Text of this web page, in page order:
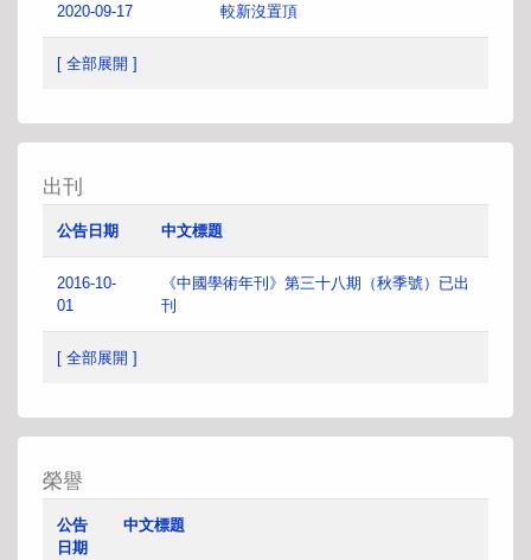
2020-09-17 較新沒置頂
[ 全部展開 ]
出刊
公告日期 中文標題
2016-10-
01
《中國學術年刊》第三十八期（秋季號）已出
刊
[ 全部展開 ]
榮譽
公告
日期
中文標題